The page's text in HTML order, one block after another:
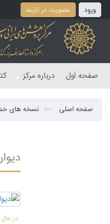
ورود عضویت در تارنما
صفحه اول درباره مرکز
صفحه اصلی نسخه های
در